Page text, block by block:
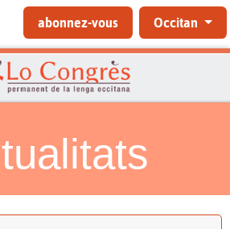
abonnez-vous Occitan